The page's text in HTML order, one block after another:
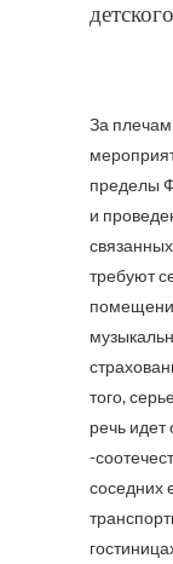
За
пределы
и
требуют
того,
речь
-
соседних